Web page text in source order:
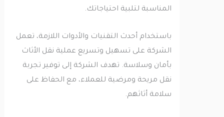
المناسبة لتلبية احتياجاتك.
باستخدام أحدث التقنيات والأدوات اللازمة، تعمل
الشركة على تسهيل وتسريع عملية نقل الأثاث
بأمان وسلاسة. تهدف الشركة إلى توفير تجربة
نقل مريحة ومرضية للعملاء، مع الحفاظ على
سلامة أثاثهم.